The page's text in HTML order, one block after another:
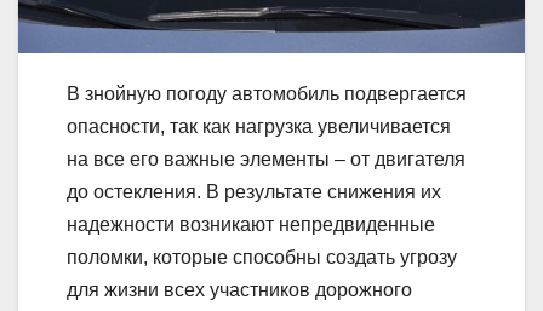
В знойную погоду автомобиль подвергается
опасности, так как нагрузка увеличивается
на все его важные элементы – от двигателя
до остекления. В результате снижения их
надежности возникают непредвиденные
поломки, которые способны создать угрозу
для жизни всех участников дорожного